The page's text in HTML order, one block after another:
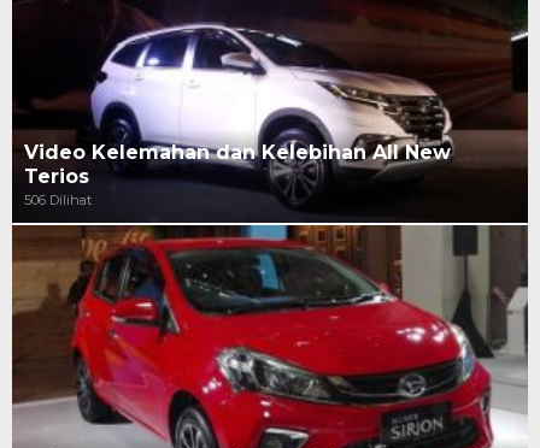
Video Kelemahan dan Kelebihan All New
Terios
506 Dilihat